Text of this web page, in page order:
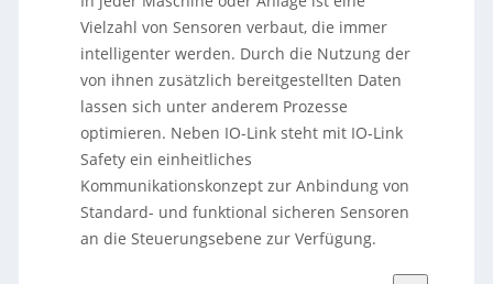
Vielzahl von Sensoren verbaut, die immer
intelligenter werden. Durch die Nutzung der
von ihnen zusätzlich bereitgestellten Daten
lassen sich unter anderem Prozesse
optimieren. Neben IO-Link steht mit IO-Link
Safety ein einheitliches
Kommunikationskonzept zur Anbindung von
Standard- und funktional sicheren Sensoren
an die Steuerungsebene zur Verfügung.